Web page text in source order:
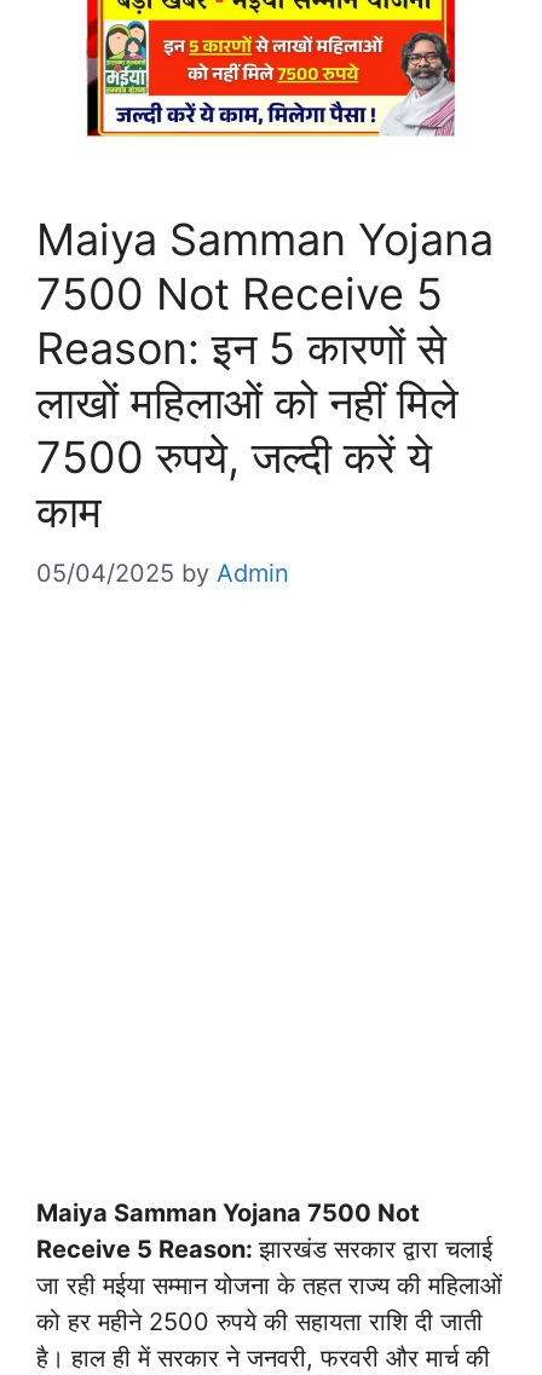
Maiya Samman Yojana
7500 Not Receive 5
Reason: इन 5 कारणों से
लाखों महिलाओं को नहीं मिले
7500 रुपये, जल्दी करें ये
काम
05/04/2025 by Admin
Maiya Samman Yojana 7500 Not
Receive 5 Reason:झारखंड सरकार द्वारा चलाई
जा रही मईया सम्मान योजना के तहत राज्य की महिलाओं
को हर महीने 2500 रुपये की सहायता राशि दी जाती
है। हाल ही में सरकार ने जनवरी, फरवरी और मार्च की